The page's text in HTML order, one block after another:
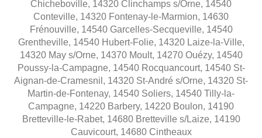
Chicheboville, 14320 Clinchamps s/Orne, 14540
Conteville, 14320 Fontenay-le-Marmion, 14630
Frénouville, 14540 Garcelles-Secqueville, 14540
Grentheville, 14540 Hubert-Folie, 14320 Laize-la-Ville,
14320 May s/Orne, 14370 Moult, 14270 Ouézy, 14540
Poussy-la-Campagne, 14540 Rocquancourt, 14540 St-
Aignan-de-Cramesnil, 14320 St-André s/Orne, 14320 St-
Martin-de-Fontenay, 14540 Soliers, 14540 Tilly-la-
Campagne, 14220 Barbery, 14220 Boulon, 14190
Bretteville-le-Rabet, 14680 Bretteville s/Laize, 14190
Cauvicourt, 14680 Cintheaux